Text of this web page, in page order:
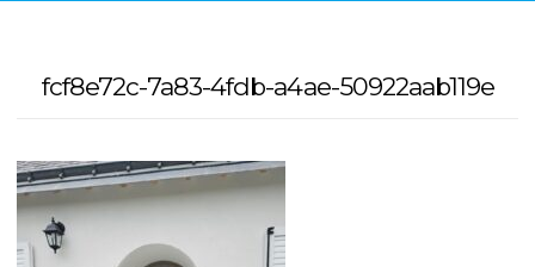
fcf8e72c-7a83-4fdb-a4ae-50922aab119e